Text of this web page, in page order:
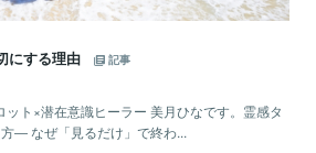
にする理由
記事
ト×潜在意識ヒーラー 美月ひなです。霊感タ
― なぜ「見るだけ」で終わ...